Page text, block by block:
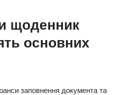
щоденник
основних
заповнення документа та